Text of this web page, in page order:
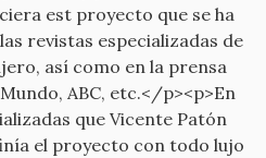
est proyecto que se ha
revistas especializadas de
así como en la prensa
ABC, etc.</p><p>En
que Vicente Patón
el proyecto con todo lujo